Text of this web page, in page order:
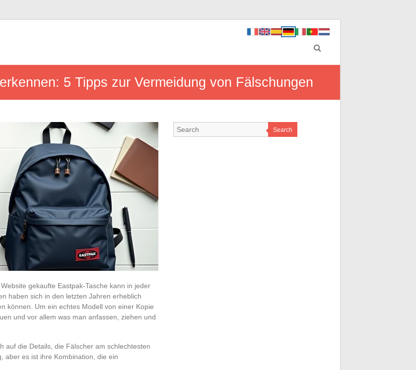
5 Tipps zur Vermeidung von Fälschungen
gekaufte Eastpak-Tasche kann in jeder
haben sich in den letzten Jahren erheblich
können. Um ein echtes Modell von einer Kopie
und vor allem was man anfassen, ziehen und
auf die Details, die Fälscher am schlechtesten
aber es ist ihre Kombination, die ein
Search